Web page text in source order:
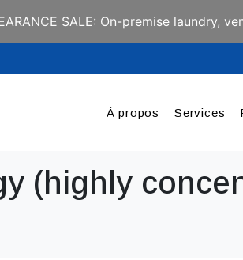
SALE: On-premise laundry,
À propos Services
(highly